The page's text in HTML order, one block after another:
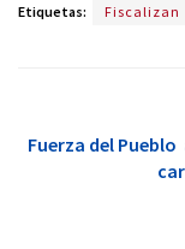
Etiquetas: Fiscalizan
Fuerza del